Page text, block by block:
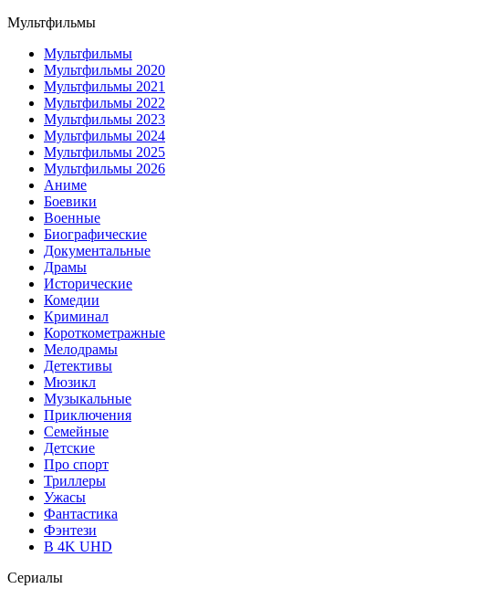
Мультфильмы
Мультфильмы
Мультфильмы 2020
Мультфильмы 2021
Мультфильмы 2022
Мультфильмы 2023
Мультфильмы 2024
Мультфильмы 2025
Мультфильмы 2026
Аниме
Боевики
Военные
Биографические
Документальные
Драмы
Исторические
Комедии
Криминал
Короткометражные
Мелодрамы
Детективы
Мюзикл
Музыкальные
Приключения
Семейные
Детские
Про спорт
Триллеры
Ужасы
Фантастика
Фэнтези
В 4K UHD
Сериалы